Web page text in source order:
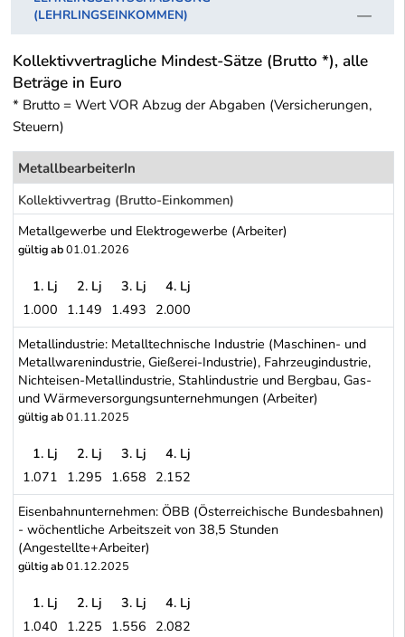
(LEHRLINGSEINKOMMEN)
Kollektivvertragliche Mindest-Sätze (Brutto *), alle
Beträge in Euro
* Brutto = Wert VOR Abzug der Abgaben (Versicherungen,
Steuern)
MetallbearbeiterIn
Kollektivvertrag (Brutto-Einkommen)
Metallgewerbe und Elektrogewerbe (Arbeiter)
gültig ab01.01.2026
Metallgewerbe und Elektrogewerbe (Arbeiter)
1. Lj 2. Lj 3. Lj
4. Lj
1.000 1.149 1.493 2.000
Metallindustrie: Metalltechnische Industrie (Maschinen- und
Metallwarenindustrie, Gießerei-Industrie), Fahrzeugindustrie,
Nichteisen-Metallindustrie, Stahlindustrie und Bergbau, Gas-
und Wärmeversorgungsunternehmungen (Arbeiter)
gültig ab01.11.2025
Metallindustrie: Metalltechnische Industrie (Maschinen- und
1. Lj 2. Lj 3. Lj
4. Lj
1.071 1.295 1.658 2.152
Eisenbahnunternehmen: ÖBB (Österreichische Bundesbahnen)
- wöchentliche Arbeitszeit von 38,5 Stunden
(Angestellte+Arbeiter)
gültig ab01.12.2025
1. Lj 2. Lj 3. Lj
4. Lj
1.040 1.225 1.556 2.082